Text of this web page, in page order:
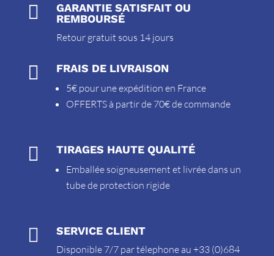

GARANTIE SATISFAIT OU
REMBOURSÉ
Retour gratuit sous 14 jours
 FRAIS DE LIVRAISON
5€ pour une expédition en France
OFFERTS à partir de 70€ de commande
 TIRAGES HAUTE QUALITÉ
Emballée soigneusement et livrée dans un
tube de protection rigide
 SERVICE CLIENT
Disponible 7/7 par télephone au +33 (0)684